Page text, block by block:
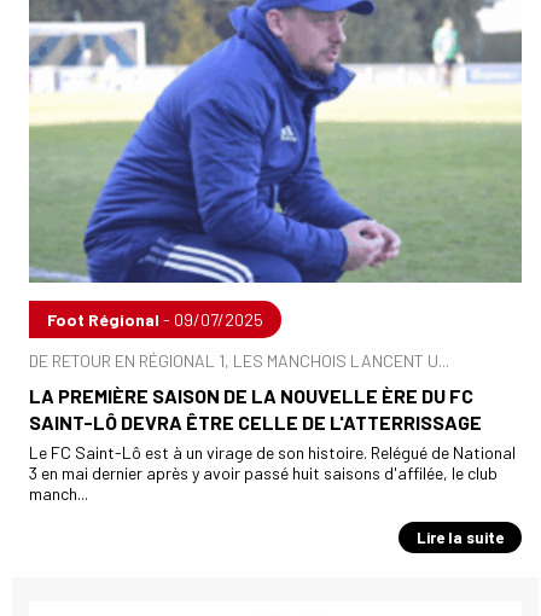
Foot Régional - 09/07/2025
DE RETOUR EN RÉGIONAL 1, LES MANCHOIS LANCENT U...
LA PREMIÈRE SAISON DE LA NOUVELLE ÈRE DU FC
SAINT-LÔ DEVRA ÊTRE CELLE DE L'ATTERRISSAGE
Le FC Saint-Lô est à un virage de son histoire. Relégué de National
3 en mai dernier après y avoir passé huit saisons d'affilée, le club
manch...
Lire la suite